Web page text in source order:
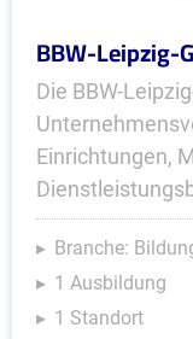
BBW-Leipzig-
Die BBW-
Einrichtungen,
Branche:
1 Ausbildung
1 Standort